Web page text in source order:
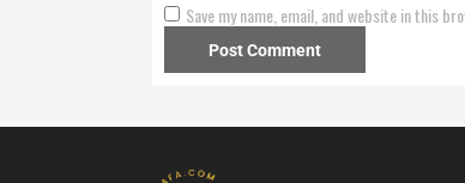
Save my name, email, and website in this